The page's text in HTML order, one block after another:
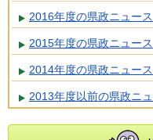
2016年度の県政ニュー
2015年度の県政ニュー
2014年度の県政ニュー
2013年度以前の県政ニ